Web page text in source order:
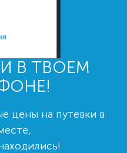
В ТВОЕМ
цены на путевки в